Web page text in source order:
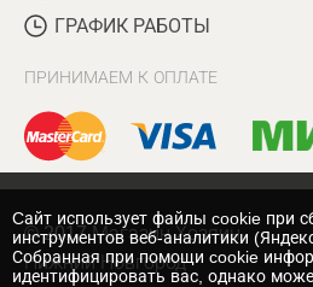
ГРАФИК РАБОТЫ
ПРИНИМАЕМ К ОПЛАТЕ
© 2017 Магазин Хозяин
Нижний Новгород
Cайт использует файлы cookie при
инструментов веб-аналитики
Собранная при помощи cookie
идентифицировать вас, однако